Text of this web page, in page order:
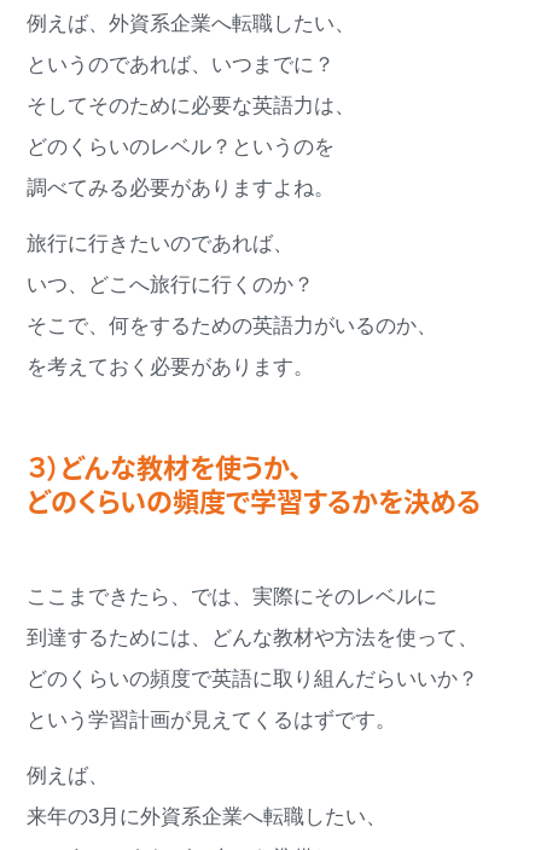
例えば、外資系企業へ転職したい、
というのであれば、いつまでに？
そしてそのために必要な英語力は、
どのくらいのレベル？というのを
調べてみる必要がありますよね。
旅行に行きたいのであれば、
いつ、どこへ旅行に行くのか？
そこで、何をするための英語力がいるのか、
を考えておく必要があります。
３）どんな教材を使うか、
どのくらいの頻度で学習するかを決める
ここまできたら、では、実際にそのレベルに
到達するためには、どんな教材や方法を使って、
どのくらいの頻度で英語に取り組んだらいいか？
という学習計画が見えてくるはずです。
例えば、
来年の3月に外資系企業へ転職したい、